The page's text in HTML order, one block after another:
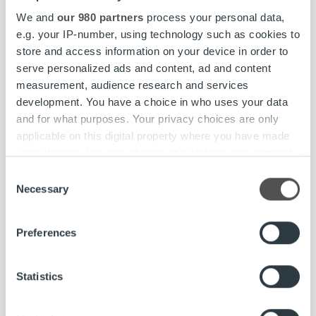
We and our 980 partners process your personal data,
e.g. your IP-number, using technology such as cookies to
store and access information on your device in order to
serve personalized ads and content, ad and content
measurement, audience research and services
development. You have a choice in who uses your data
and for what purposes. Your privacy choices are only
applicable on this digital property where you have made
the Privacy trigger icon.
Find out more about how your personal data is processed
and set your preferences in the
We use cookies to personalise content and ads, to
provide social media features and to analyse our traffic.
Selection
Necessary
Preferences
Statistics
719 3312 (mika.saari@ropocapital.fi). Käy tutustumassa
ropolaisiin Instagram-tilillämme @ropojengi. Löydät
meidät myös tunnisteella #ropojengi.
Kiinnostuitko? Testaa sopivuutesi tehtävään rekrybotin
kautta tai jätä hakemus ja CV viimeistään 31.1.2021.
löytyessä.